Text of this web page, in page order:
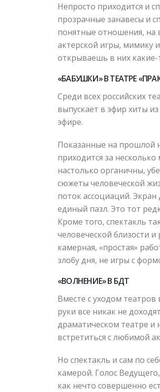
Непросто приходится и
прозрачные занавесы и
понятные отношения, на
актерской игры, мимику
открываешь в них
«БАБУШКИ» В ТЕАТРЕ
Среди всех российских
выпускает в эфир хиты
эфире.
Показанные на прошлой
приходится за
настолько органичны,
сюжеты человеческой
поток ассоциаций.
единый пазл. Это тот
Кроме того, спектакль
человеческой близости
камерная, «простая»
злобу дня, не игры с
«ВОЛНЕНИЕ» В БДТ
Вместе с уходом
руки все никак не
драматическом театре и
встретиться с любимой
Но спектакль и сам по
камерой. Голос
как нечто совершенно